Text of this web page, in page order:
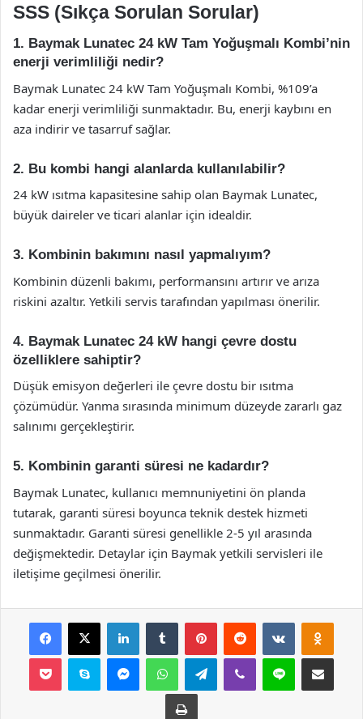
SSS (Sıkça Sorulan Sorular)
1. Baymak Lunatec 24 kW Tam Yoğuşmalı Kombi’nin
enerji verimliliği nedir?
Baymak Lunatec 24 kW Tam Yoğuşmalı Kombi, %109’a
kadar enerji verimliliği sunmaktadır. Bu, enerji kaybını en
aza indirir ve tasarruf sağlar.
2. Bu kombi hangi alanlarda kullanılabilir?
24 kW ısıtma kapasitesine sahip olan Baymak Lunatec,
büyük daireler ve ticari alanlar için idealdir.
3. Kombinin bakımını nasıl yapmalıyım?
Kombinin düzenli bakımı, performansını artırır ve arıza
riskini azaltır. Yetkili servis tarafından yapılması önerilir.
4. Baymak Lunatec 24 kW hangi çevre dostu
özelliklere sahiptir?
Düşük emisyon değerleri ile çevre dostu bir ısıtma
çözümüdür. Yanma sırasında minimum düzeyde zararlı gaz
salınımı gerçekleştirir.
5. Kombinin garanti süresi ne kadardır?
Baymak Lunatec, kullanıcı memnuniyetini ön planda
tutarak, garanti süresi boyunca teknik destek hizmeti
sunmaktadır. Garanti süresi genellikle 2-5 yıl arasında
değişmektedir. Detaylar için Baymak yetkili servisleri ile
iletişime geçilmesi önerilir.
Facebook
X LinkedInTumblr PinterestReddit VKontakte
Pocket Skype MessengerWhatsAppTelegramViber Line E-Posta ile
Yazdır